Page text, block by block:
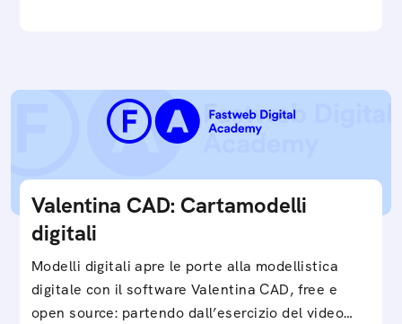
Valentina CAD: Cartamodelli
digitali
Modelli digitali apre le porte alla modellistica
digitale con il software Valentina CAD, free e
open source: partendo dall’esercizio del video…